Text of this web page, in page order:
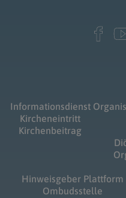
Informationsdienst
Kircheneintritt
Kirchenbeitrag
Hinweisgeber Plattform
Ombudsstelle